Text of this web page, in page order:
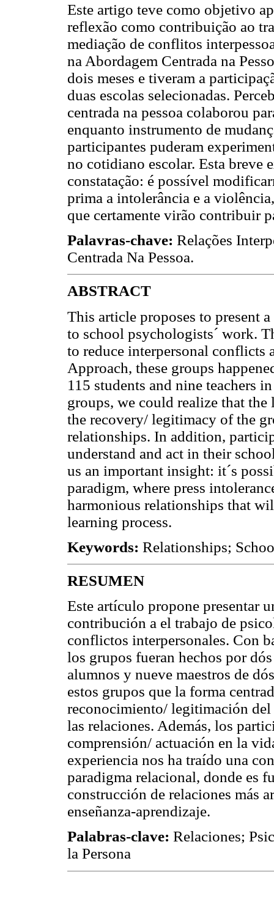
Este artigo teve como objetivo
reflexão como contribuição ao
mediação de conflitos
na Abordagem Centrada na
dois meses e tiveram a
duas escolas selecionadas.
centrada na pessoa colaborou
enquanto instrumento de
participantes puderam
no cotidiano escolar. Esta breve
constatação: é possível
prima a intolerância e a
que certamente virão contribuir
Palavras-chave: Relações
Centrada Na Pessoa.
ABSTRACT
This article proposes to present
to school psychologists´ work.
to reduce interpersonal conflicts
Approach, these groups
115 students and nine teachers
groups, we could realize that
the recovery/ legitimacy of the
relationships. In addition,
understand and act in their
us an important insight: it´s
paradigm, where press
harmonious relationships that
learning process.
Keywords: Relationships;
RESUMEN
Este artículo propone presentar
contribución a el trabajo de
conflictos interpersonales. Con
los grupos fueran hechos por
alumnos y nueve maestros de
estos grupos que la forma
reconocimiento/ legitimación
las relaciones. Además, los
comprensión/ actuación en la
experiencia nos ha traído una
paradigma relacional, donde es
construcción de relaciones más
enseñanza-aprendizaje.
Palabras-clave: Relaciones;
la Persona